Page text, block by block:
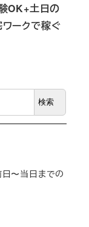
OK+土日の
ークで稼ぐ
検索
日〜当日までの